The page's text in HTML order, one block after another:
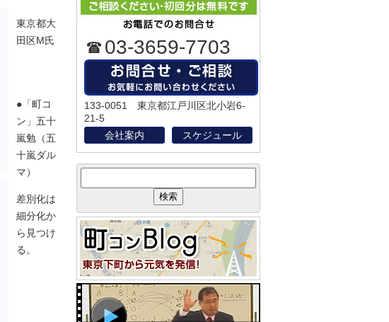
東京都大
田区M氏
●「町コ
ン」五十
嵐勉（五
十嵐ダル
マ）
差別化は
細分化か
ら見つけ
る。
03-3659-7703
133-0051 東京都江戸川区北小岩6-
21-5
会社案内
スケジュール
イ
内
検
索